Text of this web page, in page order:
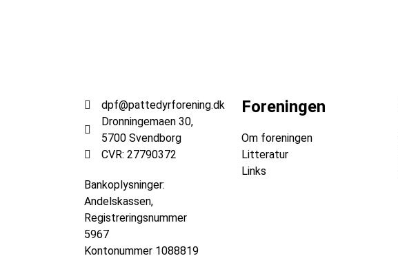
dpf@pattedyrforening.dk
Dronningemaen 30,
5700 Svendborg
CVR: 27790372
Bankoplysninger:
Andelskassen,
Registreringsnummer
5967
Kontonummer 1088819
Foreningen
Om foreningen
Litteratur
Links